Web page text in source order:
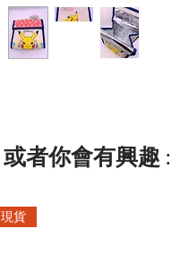
或者你會有興趣 :
現貨